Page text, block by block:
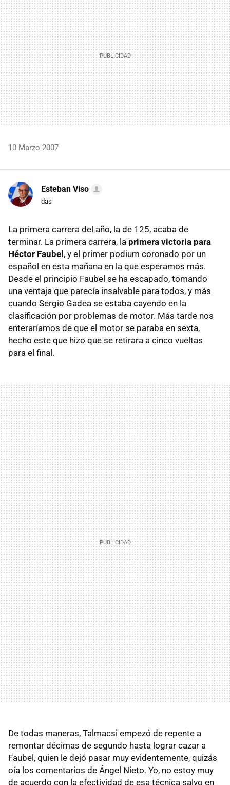
10 Marzo 2007
Esteban Viso
das
La primera carrera del año, la de 125, acaba de
terminar. La primera carrera, la primera victoria para
Héctor Faubel , y el primer podium coronado por un
español en esta mañana en la que esperamos más.
Desde el principio Faubel se ha escapado, tomando
una ventaja que parecía insalvable para todos, y más
cuando Sergio Gadea se estaba cayendo en la
clasificación por problemas de motor. Más tarde nos
enteraríamos de que el motor se paraba en sexta,
hecho este que hizo que se retirara a cinco vueltas
para el final.
De todas maneras, Talmacsi empezó de repente a
remontar décimas de segundo hasta lograr cazar a
Faubel, quien le dejó pasar muy evidentemente, quizás
oía los comentarios de Ángel Nieto. Yo, no estoy muy
de acuerdo con la efectividad de esa técnica salvo en